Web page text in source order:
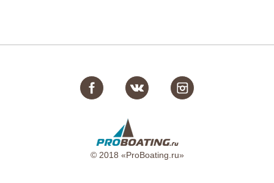
© 2018 «ProBoating.ru»